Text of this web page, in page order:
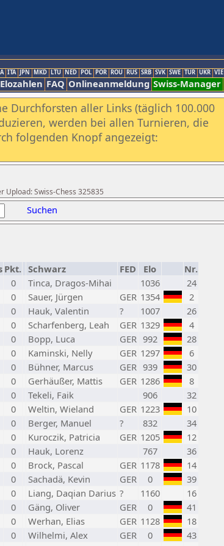
ITA JPN MKD LTU NED POL POR ROU RUS SRB SVK SWE TUR UKR VIE
Elozahlen FAQ Onlineanmeldung Swiss-Manager
Durchforsten aller Links (täglich 100.000
werden bei allen Turnieren, die
folgenden Knopf angezeigt:
Swiss-Chess 325835
Suchen
Pkt. Schwarz FED Elo
Nr.
0 Tinca, Dragos-Mihai 1036
24
0 Sauer, Jürgen GER 1354
2
0 Hauk, Valentin ? 1007
26
0 Scharfenberg, Leah GER 1329
4
0 Bopp, Luca GER 992
28
0 Kaminski, Nelly GER 1297
6
0 Bühner, Marcus GER 939
30
0 Gerhäußer, Mattis GER 1286
8
0 Tekeli, Faik 906
32
0 Weltin, Wieland GER 1223
10
0 Berger, Manuel ? 832
34
0 Kuroczik, Patricia GER 1205
12
0 Hauk, Lorenz 767
36
0 Brock, Pascal GER 1178
14
0 Sachadä, Kevin GER 0
39
0 Liang, Daqian Darius ? 1160
16
0 Gäng, Oliver GER 0
41
0 Werhan, Elias GER 1128
18
0 Wilhelmi, Alex GER 0
43